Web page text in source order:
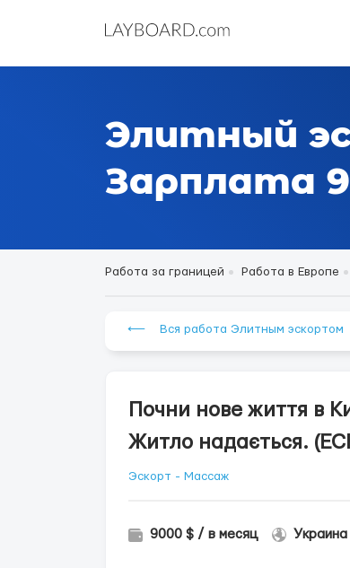
Элитный
Зарплата
Работа за границей Работа в Европе
⟵ Вся работа Элитным эскортом
Почни нове життя в
Житло надається.
Эскорт - Массаж
9000 $ / в месяц